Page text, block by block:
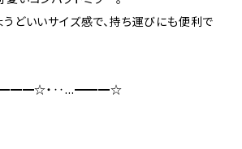
どいいサイズ感で、持ち運びにも便利で
・‥…━━━☆